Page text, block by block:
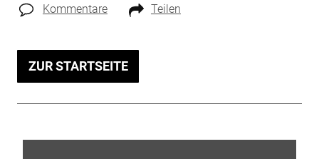
Kommentare Teilen
ZUR STARTSEITE